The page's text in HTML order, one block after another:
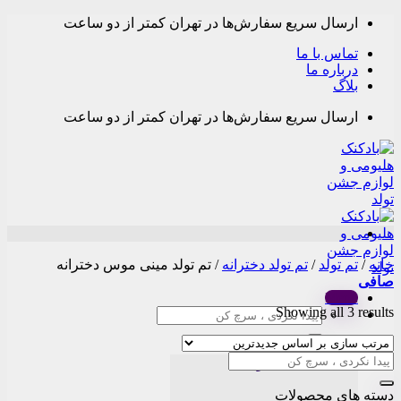
Skip
content
ارسال سریع سفارش‌ها در تهران کمتر از دو ساعت
تماس با ما
درباره ما
بلاگ
ارسال سریع سفارش‌ها در تهران کمتر از دو ساعت
Menu
جستجو
برای:
دسته بندی محصولات
خانه / تم تولد / تم تولد دخترانه / تم تولد مینی موس دخترانه
صافی
Showing all 3 results
Sorted
by
latest
دسته های محصولات